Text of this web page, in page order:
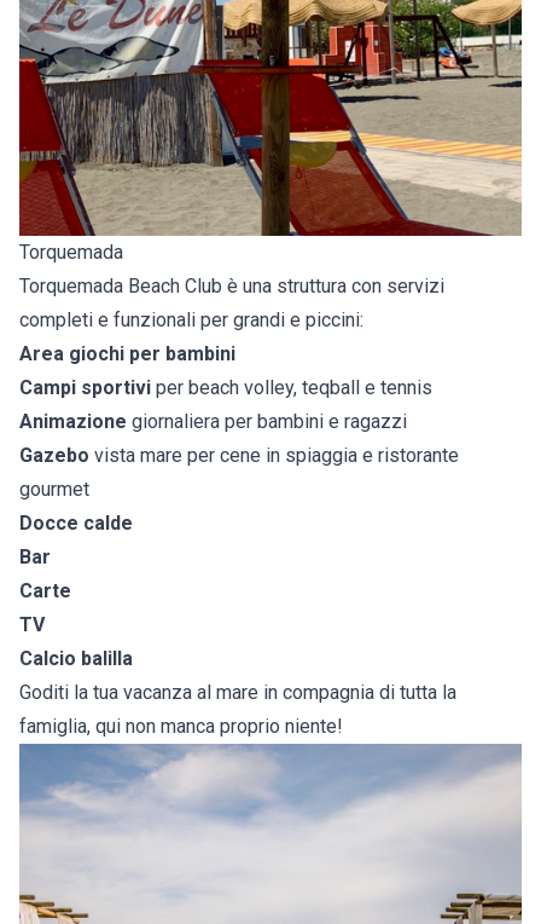
Torquemada
Torquemada Beach Club è una struttura con servizi
completi e funzionali per grandi e piccini:
Area giochi per bambini
Campi sportivi per beach volley, teqball e tennis
Animazione giornaliera per bambini e ragazzi
Gazebo vista mare per cene in spiaggia e ristorante
gourmet
Docce calde
Bar
Carte
TV
Calcio balilla
Goditi la tua vacanza al mare in compagnia di tutta la
famiglia, qui non manca proprio niente!